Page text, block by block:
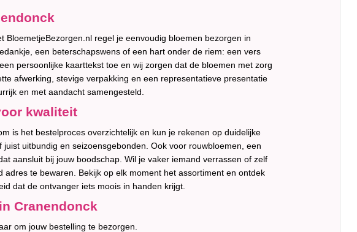
regel je eenvoudig bloemen bezorgen in
een beterschapswens of een hart onder de riem: een vers
persoonlijke kaarttekst toe en wij zorgen dat de bloemen met zorg
afwerking, stevige verpakking en een representatieve presentatie
en met aandacht samengesteld.
kwaliteit
is het bestelproces overzichtelijk en kun je rekenen op duidelijke
uitbundig en seizoensgebonden. Ook voor rouwbloemen, een
aansluit bij jouw boodschap. Wil je vaker iemand verrassen of zelf
te bewaren. Bekijk op elk moment het assortiment en ontdek
dat de ontvanger iets moois in handen krijgt.
Cranendonck
om jouw bestelling te bezorgen.